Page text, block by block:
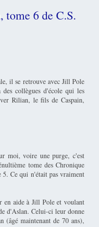
tome 6 de C.S.
il se retrouve avec Jill Pole
collègues d'école qui les
Rilian, le fils de Caspain,
moi, voire une purge, c'est
tome des Chronique
Ce qui n'était pas vraiment
en aide à Jill Pole et voulant
d'Aslan. Celui-ci leur donne
maintenant de 70 ans),